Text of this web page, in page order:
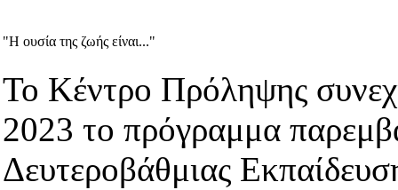
"Η ουσία της ζωής είναι..."
Το Κέντρο Πρόληψης
2023 το πρόγραμμα
Δευτεροβάθμιας